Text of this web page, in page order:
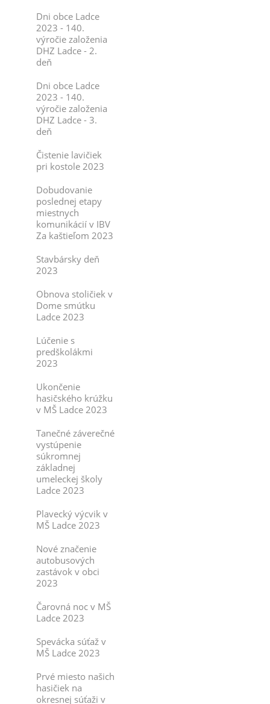
Dni obce Ladce
2023 - 140.
výročie založenia
DHZ Ladce - 2.
deň
Dni obce Ladce
2023 - 140.
výročie založenia
DHZ Ladce - 3.
deň
Čistenie lavičiek
pri kostole 2023
Dobudovanie
poslednej etapy
miestnych
komunikácií v IBV
Za kaštieľom 2023
Stavbársky deň
2023
Obnova stoličiek v
Dome smútku
Ladce 2023
Lúčenie s
predškolákmi
2023
Ukončenie
hasičského krúžku
v MŠ Ladce 2023
Tanečné záverečné
vystúpenie
súkromnej
základnej
umeleckej školy
Ladce 2023
Plavecký výcvik v
MŠ Ladce 2023
Nové značenie
autobusových
zastávok v obci
2023
Čarovná noc v MŠ
Ladce 2023
Spevácka súťaž v
MŠ Ladce 2023
Prvé miesto našich
hasičiek na
okresnej súťaži v